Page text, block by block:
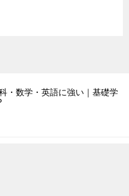
・数学・英語に強い｜基礎学